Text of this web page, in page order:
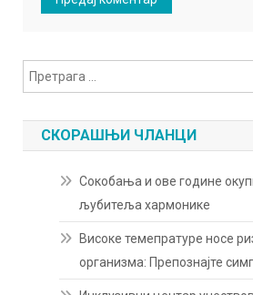
СКОРАШЊИ ЧЛАНЦИ
Сокобања и ове године
љубитеља хармонике
Високе темепратуре носе
организма: Препознајте